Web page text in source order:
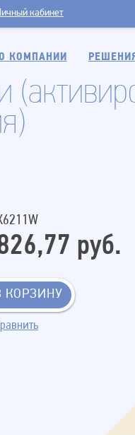
кабинет
КОМПАНИИ
руб.
КОРЗИНУ